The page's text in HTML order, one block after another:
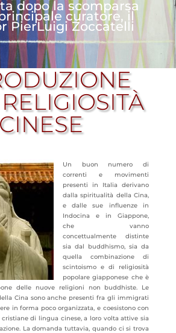
dopo la scomparsa
curatore, il
PierLuigi Zoccatelli
CINESE
Un buon numero di
correnti e movimenti
presenti in Italia derivano
dalla spiritualità della Cina,
e dalle sue influenze in
Indocina e in Giappone,
che vanno
concettualmente distinte
sia dal buddhismo, sia da
quella combinazione di
scintoismo e di religiosità
popolare giapponese che è
delle nuove religioni non buddhiste. Le
Cina sono anche presenti fra gli immigrati
in forma poco organizzata, e coesistono con
di lingua cinese, a loro volta attive sia
La domanda tuttavia, quando ci si trova